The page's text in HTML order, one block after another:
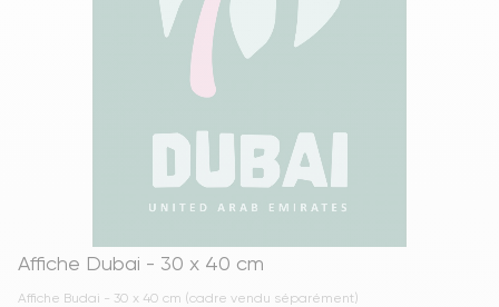
Affiche Dubai - 30 x 40 cm
Affiche Budai - 30 x 40 cm (cadre vendu séparément)